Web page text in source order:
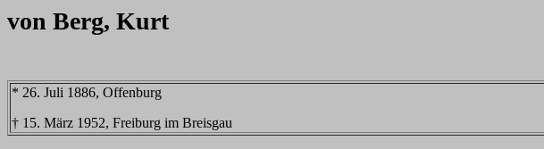
von Berg, Kurt
* 26. Juli 1886, Offenburg
† 15. März 1952, Freiburg im Breisgau